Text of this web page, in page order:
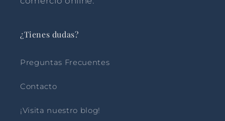
¿Tienes dudas?
Preguntas Frecuentes
Contacto
¡Visita nuestro blog!